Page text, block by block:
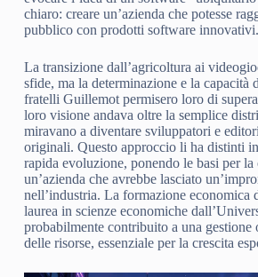
chiaro: creare un’azienda che potesse
pubblico con prodotti software innovativi.
La transizione dall’agricoltura ai
sfide, ma la determinazione e la capacità
fratelli Guillemot permisero loro di
loro visione andava oltre la semplice
miravano a diventare sviluppatori e
originali. Questo approccio li ha distinti
rapida evoluzione, ponendo le basi per la
un’azienda che avrebbe lasciato
nell’industria. La formazione economica
laurea in scienze economiche
probabilmente contribuito a una gestione
delle risorse, essenziale per la crescita